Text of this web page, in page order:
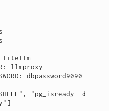
litellm
llmproxy
dbpassword9090